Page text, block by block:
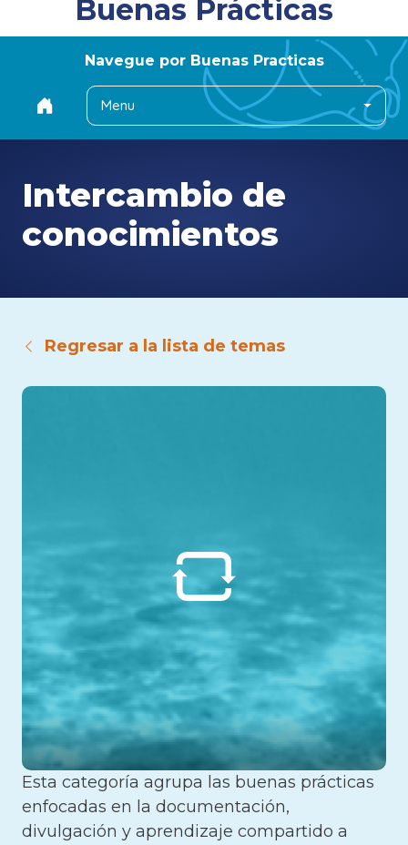
Buenas Prácticas
Navegue por Buenas Practicas
Menu
Intercambio de
conocimientos
Regresar a la lista de temas
Esta categoría agrupa las buenas prácticas
enfocadas en la documentación,
divulgación y aprendizaje compartido a